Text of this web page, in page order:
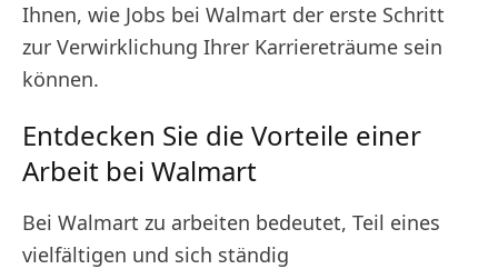
Ihnen, wie Jobs bei Walmart der erste Schritt
zur Verwirklichung Ihrer Karriereträume sein
können.
Entdecken Sie die Vorteile einer
Arbeit bei Walmart
Bei Walmart zu arbeiten bedeutet, Teil eines
vielfältigen und sich ständig